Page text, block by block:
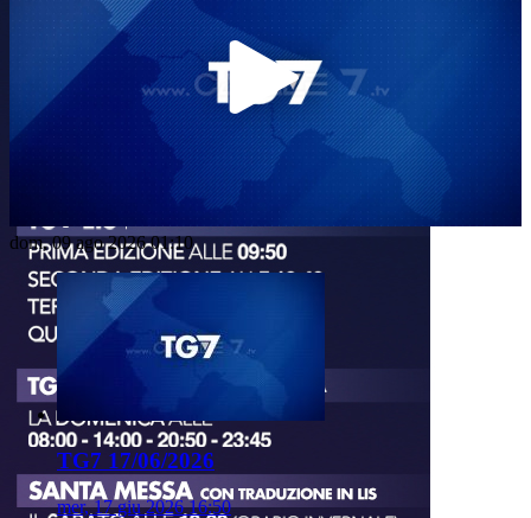
Play
Video
dom, 09 ago 2026 01:10
TG7 17/06/2026
mer, 17 giu 2026 16:50